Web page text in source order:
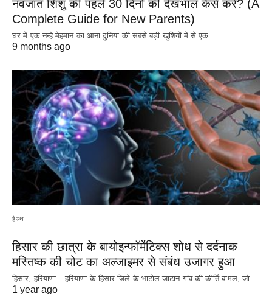
नवजात शिशु की पहले 30 दिनों की देखभाल कैसे करें? (A
Complete Guide for New Parents)
घर में एक नन्हे मेहमान का आना दुनिया की सबसे बड़ी खुशियों में से एक…
9 months ago
हेल्थ
हिसार की छात्रा के बायोइन्फॉर्मेटिक्स शोध से दर्दनाक
मस्तिष्क की चोट का अल्जाइमर से संबंध उजागर हुआ
हिसार, हरियाणा – हरियाणा के हिसार जिले के भाटोल जाटान गांव की कीर्ति बामल, जो…
1 year ago